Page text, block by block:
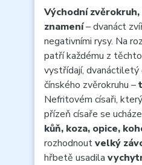
Východní
znamení– dvanáct
negativními rysy. Na
patří každému z
vystřídají,
čínského zvěrokruhu –
Nefritovém císaři,
přízeň císaře se
kůň, koza, opice,
rozhodnoutvelký
hřbetě usadila